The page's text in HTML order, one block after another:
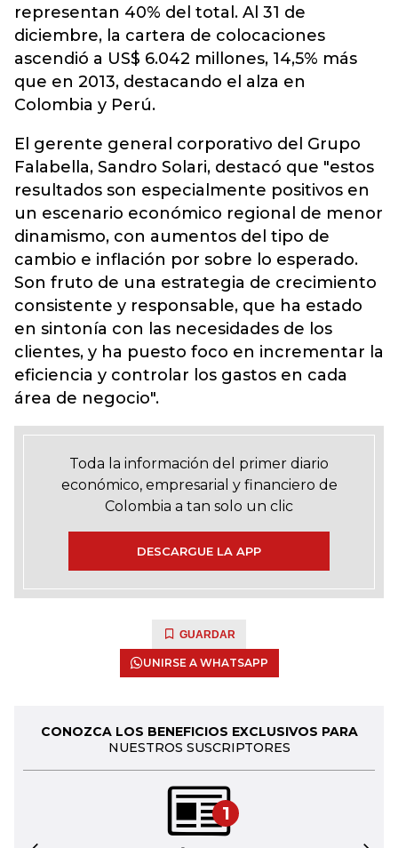
representan 40% del total. Al 31 de
diciembre, la cartera de colocaciones
ascendió a US$ 6.042 millones, 14,5% más
que en 2013, destacando el alza en
Colombia y Perú.
El gerente general corporativo del Grupo
Falabella, Sandro Solari, destacó que "estos
resultados son especialmente positivos en
un escenario económico regional de menor
dinamismo, con aumentos del tipo de
cambio e inflación por sobre lo esperado.
Son fruto de una estrategia de crecimiento
consistente y responsable, que ha estado
en sintonía con las necesidades de los
clientes, y ha puesto foco en incrementar la
eficiencia y controlar los gastos en cada
área de negocio".
Toda la información del primer diario
económico, empresarial y financiero de
Colombia a tan solo un clic
DESCARGUE LA APP
GUARDAR
UNIRSE A WHATSAPP
CONOZCA LOS BENEFICIOS EXCLUSIVOS PARA
NUESTROS SUSCRIPTORES
1